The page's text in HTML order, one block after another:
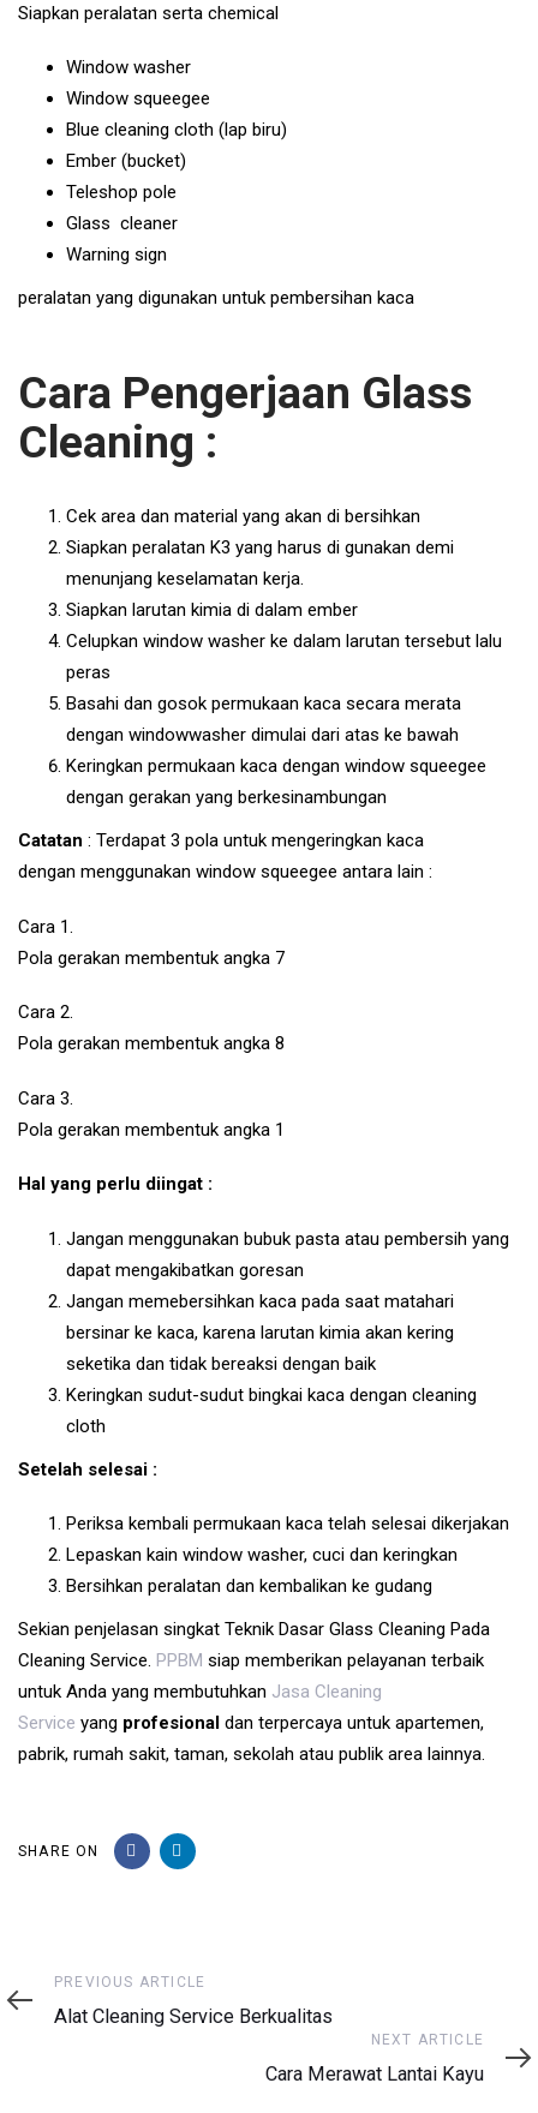
Siapkan peralatan serta chemical
Window washer
Window squeegee
Blue cleaning cloth (lap biru)
Ember (bucket)
Teleshop pole
Glass cleaner
Warning sign
peralatan yang digunakan untuk pembersihan kaca
Cara Pengerjaan Glass
Cleaning :
Cek area dan material yang akan di bersihkan
Siapkan peralatan K3 yang harus di gunakan demi
menunjang keselamatan kerja.
Siapkan larutan kimia di dalam ember
Celupkan window washer ke dalam larutan tersebut lalu
peras
Basahi dan gosok permukaan kaca secara merata
dengan windowwasher dimulai dari atas ke bawah
Keringkan permukaan kaca dengan window squeegee
dengan gerakan yang berkesinambungan
Catatan : Terdapat 3 pola untuk mengeringkan kaca
dengan menggunakan window squeegee antara lain :
Cara 1.
Pola gerakan membentuk angka 7
Cara 2.
Pola gerakan membentuk angka 8
Cara 3.
Pola gerakan membentuk angka 1
Hal yang perlu diingat :
Jangan menggunakan bubuk pasta atau pembersih yang
dapat mengakibatkan goresan
Jangan memebersihkan kaca pada saat matahari
bersinar ke kaca, karena larutan kimia akan kering
seketika dan tidak bereaksi dengan baik
Keringkan sudut-sudut bingkai kaca dengan cleaning
cloth
Setelah selesai :
Periksa kembali permukaan kaca telah selesai dikerjakan
Lepaskan kain window washer, cuci dan keringkan
Bersihkan peralatan dan kembalikan ke gudang
Sekian penjelasan singkat Teknik Dasar Glass Cleaning Pada
Cleaning Service. PPBM siap memberikan pelayanan terbaik
untuk Anda yang membutuhkan Jasa Cleaning
Service yang profesional dan terpercaya untuk apartemen,
pabrik, rumah sakit, taman, sekolah atau publik area lainnya.
SHARE ON
Previous
Article
PREVIOUS ARTICLE
Alat Cleaning Service Berkualitas
Article
NEXT ARTICLE
Cara Merawat Lantai Kayu